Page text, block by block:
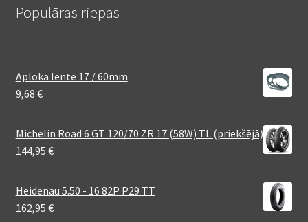
Populāras riepas
Aploka lente 17 / 60mm
9,68 €
Michelin Road 6 GT 120/70 ZR 17 (58W) TL (priekšējā)
144,95 €
Heidenau 5.50 - 16 82P P29 TT
162,95 €